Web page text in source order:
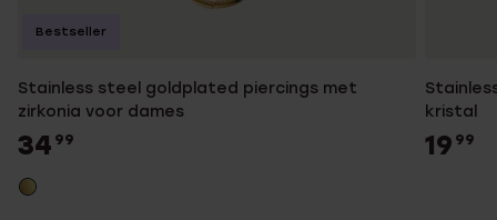
Stainless steel goldplated piercings met
zirkonia voor dames
34 99
Bestseller
kristal
19 99